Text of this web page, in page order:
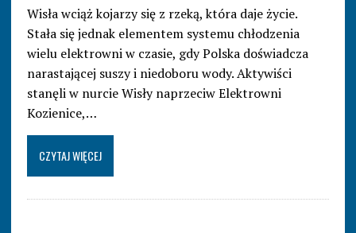
Wisła wciąż kojarzy się z rzeką, która daje życie.
Stała się jednak elementem systemu chłodzenia
wielu elektrowni w czasie, gdy Polska doświadcza
narastającej suszy i niedoboru wody. Aktywiści
stanęli w nurcie Wisły naprzeciw Elektrowni
Kozienice,…
CZYTAJ WIĘCEJ